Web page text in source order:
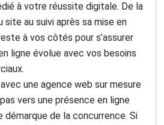
à votre réussite digitale. De la
au suivi après sa mise en
à vos côtés pour s’assurer
ligne évolue avec vos besoins
une agence web sur mesure
vers une présence en ligne
de la concurrence. Si